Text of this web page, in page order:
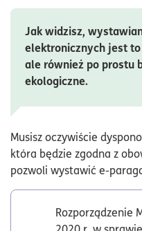
Jak widzisz,
elektronicznych jest
ale również po prostu
ekologiczne.
Musisz oczywiście
która będzie zgodna z
pozwoli wystawić e-
Rozporządzenie